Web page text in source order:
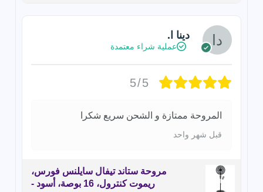
دينا ا.
عملية شراء معتمدة
5/5
المروحة ممتازة و الشحن سريع شكرا
قبل شهر واحد
مروحة ستاند تيفال سايلنس فورس،
ريموت كنترول، 16 بوصة، أسود -